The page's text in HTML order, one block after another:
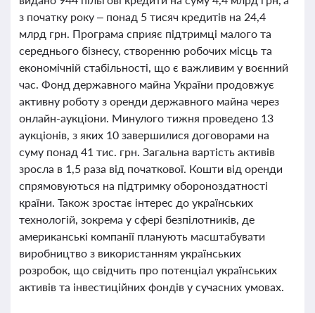
з початку року – понад 5 тисяч кредитів на 24,4
млрд грн. Програма сприяє підтримці малого та
середнього бізнесу, створенню робочих місць та
економічній стабільності, що є важливим у воєнний
час. Фонд державного майна України продовжує
активну роботу з оренди державного майна через
онлайн-аукціони. Минулого тижня проведено 13
аукціонів, з яких 10 завершилися договорами на
суму понад 41 тис. грн. Загальна вартість активів
зросла в 1,5 раза від початкової. Кошти від оренди
спрямовуються на підтримку обороноздатності
країни. Також зростає інтерес до українських
технологій, зокрема у сфері безпілотників, де
американські компанії планують масштабувати
виробництво з використанням українських
розробок, що свідчить про потенціал українських
активів та інвестиційних фондів у сучасних умовах.